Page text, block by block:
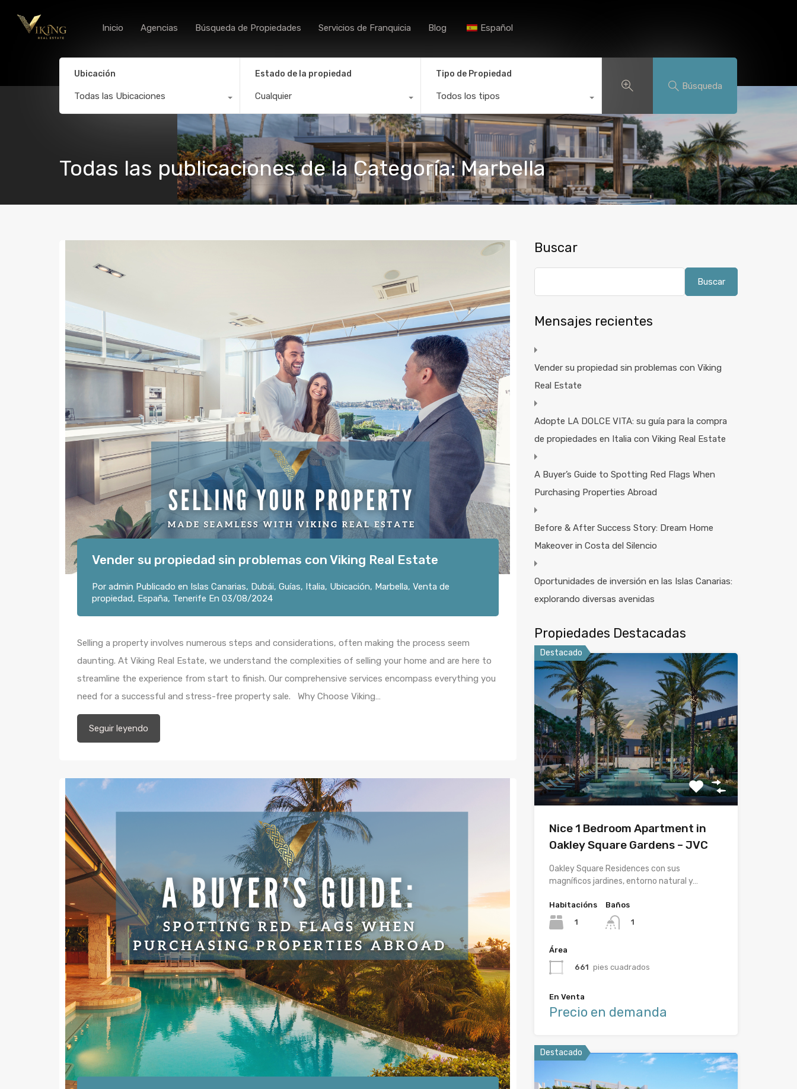
Inicio Agencias Búsqueda de Propiedades
Inicio Agencias Búsqueda de Propiedades Servicios de Franquicia Blog Español
Ubicación
Todas las Ubicaciones
Estado de la propiedad
Cualquier
Tipo de Propiedad
Todos los tipos
Búsqueda
Todas las publicaciones de la Categoría: Marbella
Vender su propiedad sin problemas con Viking Real Estate
Por admin Publicado en Islas Canarias, Dubái, Guías, Italia, Ubicación, Marbella, Venta de
propiedad, España, Tenerife En 03/08/2024
Selling a property involves numerous steps and considerations, often making the process seem
daunting. At Viking Real Estate, we understand the complexities of selling your home and are here to
streamline the experience from start to finish. Our comprehensive services encompass everything you
need for a successful and stress-free property sale. Why Choose Viking…
Seguir leyendo
Buscar
Buscar
Mensajes recientes
Vender su propiedad sin problemas con Viking
Real Estate
Adopte LA DOLCE VITA: su guía para la compra
de propiedades en Italia con Viking Real Estate
A Buyer’s Guide to Spotting Red Flags When
Purchasing Properties Abroad
Before & After Success Story: Dream Home
Makeover in Costa del Silencio
Oportunidades de inversión en las Islas Canarias:
explorando diversas avenidas
Propiedades Destacadas
Destacado
Nice 1 Bedroom Apartment in
Oakley Square Gardens – JVC
Oakley Square Residences con sus
magníficos jardines, entorno natural y…
Habitacións
1
Baños
1
Área
661 pies cuadrados
En Venta
Precio en demanda
Destacado